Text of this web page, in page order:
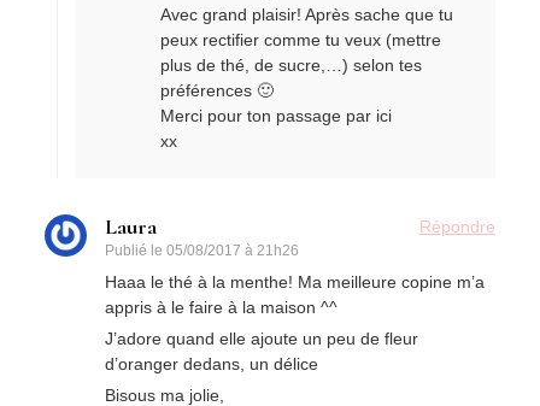
Avec grand plaisir! Après sache que tu
peux rectifier comme tu veux (mettre
plus de thé, de sucre,…) selon tes
préférences 🙂
Merci pour ton passage par ici
xx
Laura
Publié le05/08/2017 à 21h26
Répondre
Haaa le thé à la menthe! Ma meilleure copine m’a
appris à le faire à la maison ^^
J’adore quand elle ajoute un peu de fleur
d’oranger dedans, un délice
Bisous ma jolie,